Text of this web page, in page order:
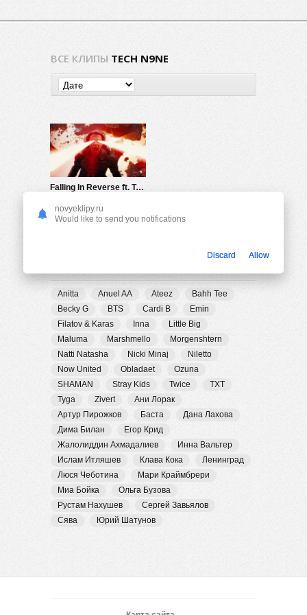
ВСЕ КЛИПЫ TECH N9NE
Falling In Reverse ft. Tech N9ne & Alex Terrible — Ronald
Anitta Anuel AA Ateez
Bahh Tee
Becky G
BTS Cardi B
Emin
Filatov & Karas
Inna
Little Big
Maluma
Marshmello
Morgenshtern
Natti Natasha
Nicki Minaj
Niletto
Now United
Obladaet
Ozuna
SHAMAN
Stray Kids Twice
TXT
Tyga
Zivert
Ани Лорак
Артур Пирожков
Баста
Дана Лахова
Дима Билан
Егор Крид
Жалолиддин Ахмадалиев
Инна Вальтер
Ислам Итляшев
Клава Кока
Ленинград
Люся Чеботина
Мари Краймбрери
Миа Бойка
Ольга Бузова
Рустам Нахушев
Сергей Завьялов
Сява
Юрий Шатунов
novyeklipy.ru
Would like to send you notifications
Discard Allow